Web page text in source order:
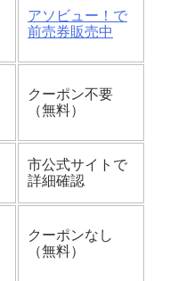
アソビュー！で
前売券販売中
クーポン不要
（無料）
市公式サイトで
詳細確認
クーポンなし
（無料）